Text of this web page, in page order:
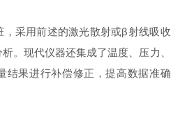
采用前述的激光散射或β射线吸收
。现代仪器还集成了温度、压力、
结果进行补偿修正，提高数据准确